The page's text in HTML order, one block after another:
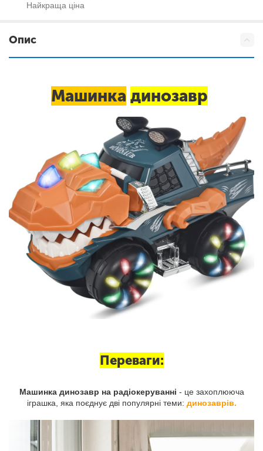
Найкраща ціна
Опис
Машинка динозавр
Переваги:
Машинка динозавр на радіокеруванні - це захоплююча
іграшка, яка поєднує дві популярні теми: динозаврів.